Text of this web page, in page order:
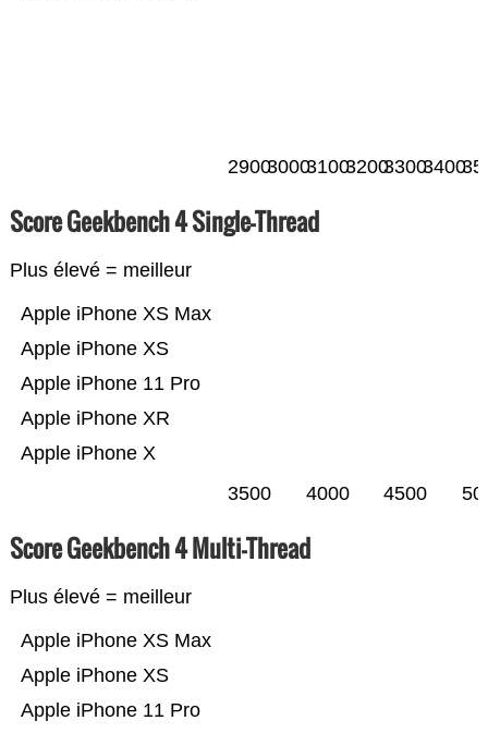
290030003100320033003400
Score Geekbench 4 Single-Thread
Plus élevé = meilleur
Apple iPhone X
Apple iPhone XR
Apple iPhone 11 Pro
Apple iPhone XS
Apple iPhone XS Max
3500 4000 4500
Score Geekbench 4 Multi-Thread
Plus élevé = meilleur
Apple iPhone 11 Pro
Apple iPhone XS
Apple iPhone XS Max